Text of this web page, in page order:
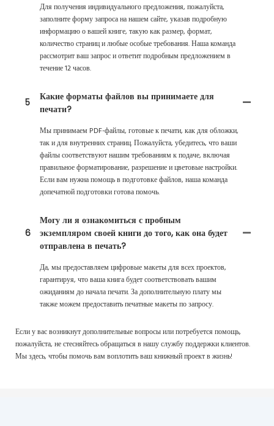
Для получения индивидуального предложения, пожалуйста,
заполните форму запроса на нашем сайте, указав подробную
информацию о вашей книге, такую ​​как размер, формат,
количество страниц и любые особые требования. Наша команда
рассмотрит ваш запрос и ответит подробным предложением в
течение 12 часов.
5
Какие форматы файлов вы принимаете для
печати?
Мы принимаем PDF-файлы, готовые к печати, как для обложки,
так и для внутренних страниц. Пожалуйста, убедитесь, что ваши
файлы соответствуют нашим требованиям к подаче, включая
правильное форматирование, разрешение и цветовые настройки.
Если вам нужна помощь в подготовке файлов, наша команда
допечатной подготовки готова помочь.
6
Могу ли я ознакомиться с пробным
экземпляром своей книги до того, как она будет
отправлена ​​в печать?
Да, мы предоставляем цифровые макеты для всех проектов,
гарантируя, что ваша книга будет соответствовать вашим
ожиданиям до начала печати. ​​За дополнительную плату мы
также можем предоставить печатные макеты по запросу.
Если у вас возникнут дополнительные вопросы или потребуется помощь,
пожалуйста, не стесняйтесь обращаться в нашу службу поддержки клиентов.
Мы здесь, чтобы помочь вам воплотить ваш книжный проект в жизнь!